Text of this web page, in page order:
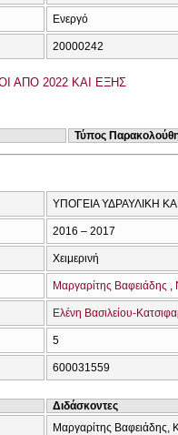
Ενεργό
20000242
ΑΠΟ 2022 ΚΑΙ ΕΞΗΣ
Τύπος
ΥΠΟΓΕΙΑ ΥΔΡΑΥΛΙΚΗ
2016 – 2017
Χειμερινή
Μαργαρίτης Βαφειάδης
Ελένη Βασιλείου-
5
600031559
Διδάσκοντες
Μαργαρίτης Βαφειάδης,